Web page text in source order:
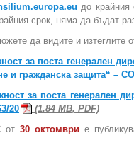
до крайния
срок, няма да бъдат
да видите и изтеглите
за поста генерален
гражданска защита“ –
за поста генерален
20
(1.84 MB, PDF)
от30 октомври е